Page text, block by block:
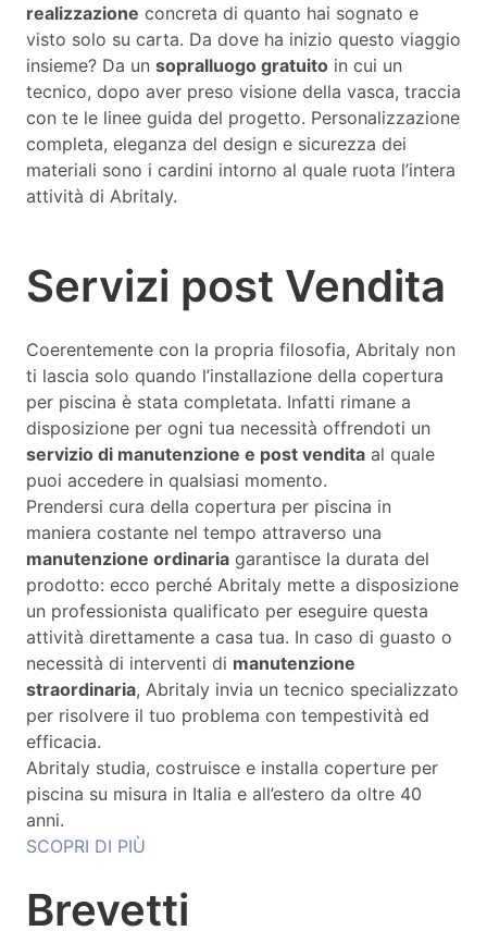
realizzazione concreta di quanto hai sognato e
visto solo su carta. Da dove ha inizio questo viaggio
insieme? Da un sopralluogo gratuito in cui un
tecnico, dopo aver preso visione della vasca, traccia
con te le linee guida del progetto. Personalizzazione
completa, eleganza del design e sicurezza dei
materiali sono i cardini intorno al quale ruota l’intera
attività di Abritaly.
Servizi post Vendita
Coerentemente con la propria filosofia, Abritaly non
ti lascia solo quando l’installazione della copertura
per piscina è stata completata. Infatti rimane a
disposizione per ogni tua necessità offrendoti un
servizio di manutenzione e post vendita al quale
puoi accedere in qualsiasi momento.
Prendersi cura della copertura per piscina in
maniera costante nel tempo attraverso una
manutenzione ordinaria garantisce la durata del
prodotto: ecco perché Abritaly mette a disposizione
un professionista qualificato per eseguire questa
attività direttamente a casa tua. In caso di guasto o
necessità di interventi di manutenzione
straordinaria, Abritaly invia un tecnico specializzato
per risolvere il tuo problema con tempestività ed
efficacia.
Abritaly studia, costruisce e installa coperture per
piscina su misura in Italia e all’estero da oltre 40
anni.
SCOPRI DI PIÙ
Brevetti